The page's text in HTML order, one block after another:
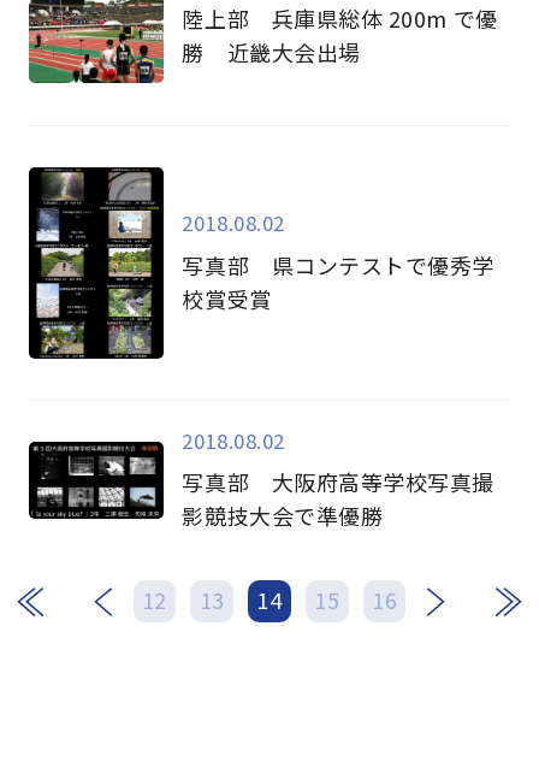
陸上部 兵庫県総体 200m で優
勝 近畿大会出場
2018.08.02
写真部 県コンテストで優秀学
校賞受賞
2018.08.02
写真部 大阪府高等学校写真撮
影競技大会で準優勝
12 13 14 15 16
次 最後